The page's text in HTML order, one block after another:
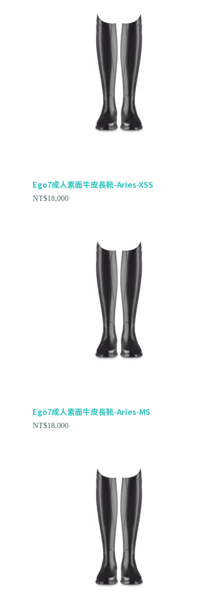
Ego7成人素面牛皮長靴-Aries-XSS
NT$18,000
Ego7成人素面牛皮長靴-Aries-MS
NT$18,000